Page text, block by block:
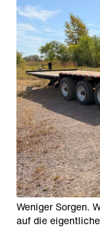
Weniger Sorgen.
auf die